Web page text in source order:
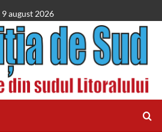
9 august 2026